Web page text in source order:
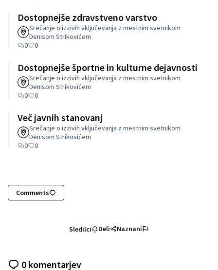
Dostopnejše zdravstveno varstvo
Srečanje o izzivih vključevanja z mestnim svetnikom
Denisom Strikovićem
0
0
Dostopnejše športne in kulturne dejavnosti
Srečanje o izzivih vključevanja z mestnim svetnikom
Denisom Strikovićem
0
0
Več javnih stanovanj
Srečanje o izzivih vključevanja z mestnim svetnikom
Denisom Strikovićem
0
0
Comments
Sledilci Deli Naznani
0 komentarjev